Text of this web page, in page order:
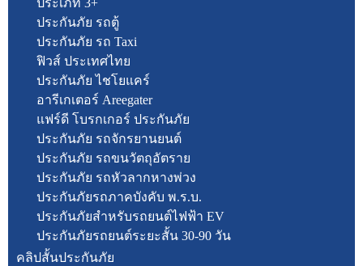
ประเภท 3+
ประกันภัย รถตู้
ประกันภัย รถ Taxi
ฟิวส์ ประเทศไทย
ประกันภัย ไชโยแคร์
อารีเกเตอร์ Areegater
แฟร์ดี โบรกเกอร์ ประกันภัย
ประกันภัย รถจักรยานยนต์
ประกันภัย รถขนวัตถุอัตราย
ประกันภัย รถหัวลากหางพ่วง
ประกันภัยรถภาคบังคับ พ.ร.บ.
ประกันภัยสำหรับรถยนต์ไฟฟ้า EV
ประกันภัยรถยนต์ระยะสั้น 30-90 วัน
คลิปสั้นประกันภัย